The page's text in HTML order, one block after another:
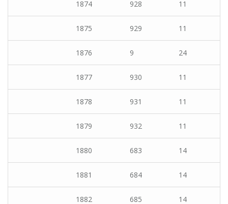
1874 928 11
1875 929 11
1876 9 24
1877 930 11
1878 931 11
1879 932 11
1880 683 14
1881 684 14
1882 685 14